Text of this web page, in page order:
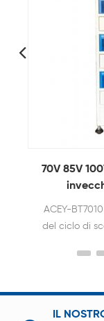
70V 85V
ACEY-
del ciclo di
stringa
IL